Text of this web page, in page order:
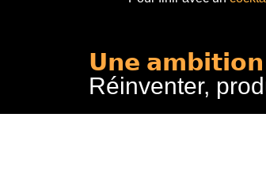
𝗨𝗻𝗲
Réinventer,